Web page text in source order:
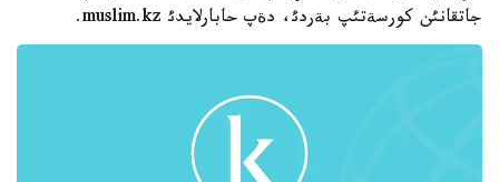
جاتقانئن كورسةتئپ بةردئ، دةپ حابارلايدئ muslim.kz.